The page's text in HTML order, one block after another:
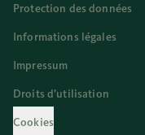
Protection des données
Informations légales
Impressum
Droits d’utilisation
Cookies